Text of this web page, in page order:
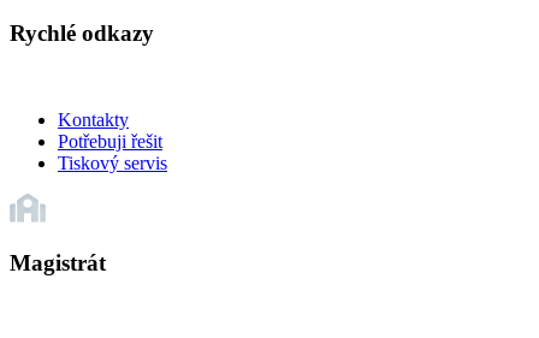
Rychlé odkazy
Kontakty
Potřebuji řešit
Tiskový servis
Magistrát